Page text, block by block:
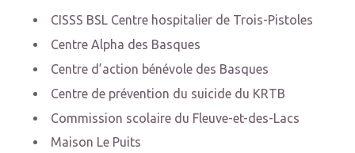
CISSS BSL Centre hospitalier de Trois-Pistoles
Centre Alpha des Basques
Centre d’action bénévole des Basques
Centre de prévention du suicide du KRTB
Commission scolaire du Fleuve-et-des-Lacs
Maison Le Puits